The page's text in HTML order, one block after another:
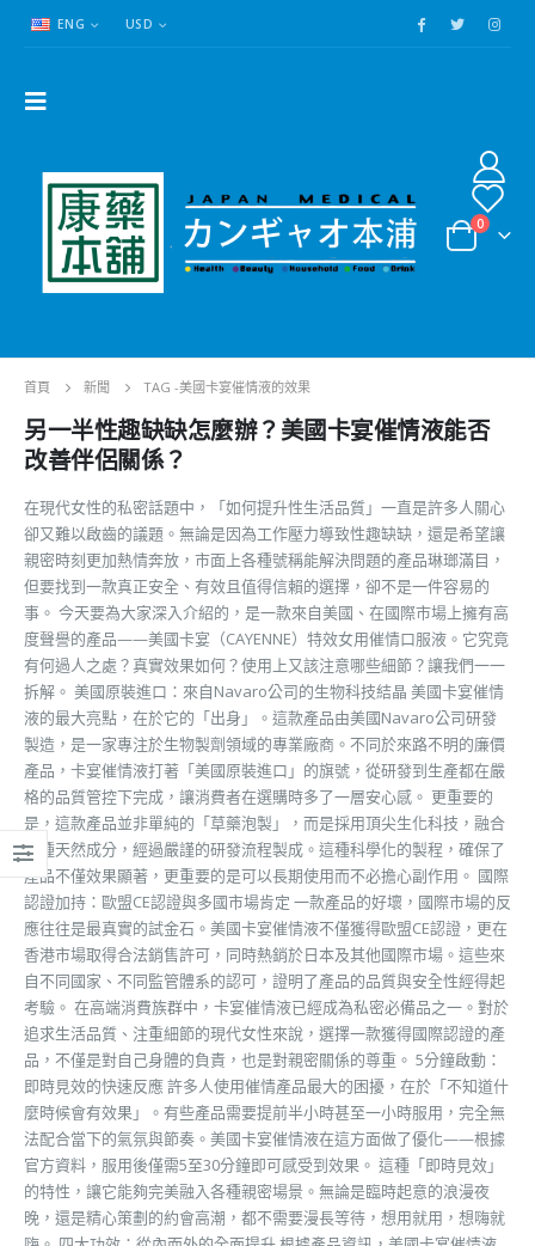
ENG USD
0
首頁 新聞 TAG -美國卡宴催情液的效果
另一半性趣缺缺怎麼辦？美國卡宴催情液能否
改善伴侶關係？
在現代女性的私密話題中，「如何提升性生活品質」一直是許多人關心
卻又難以啟齒的議題。無論是因為工作壓力導致性趣缺缺，還是希望讓
親密時刻更加熱情奔放，市面上各種號稱能解決問題的產品琳瑯滿目，
但要找到一款真正安全、有效且值得信賴的選擇，卻不是一件容易的
事。 今天要為大家深入介紹的，是一款來自美國、在國際市場上擁有高
度聲譽的產品——美國卡宴（CAYENNE）特效女用催情口服液。它究竟
有何過人之處？真實效果如何？使用上又該注意哪些細節？讓我們一一
拆解。 美國原裝進口：來自Navaro公司的生物科技結晶 美國卡宴催情
液的最大亮點，在於它的「出身」。這款產品由美國Navaro公司研發
製造，是一家專注於生物製劑領域的專業廠商。不同於來路不明的廉價
產品，卡宴催情液打著「美國原裝進口」的旗號，從研發到生產都在嚴
格的品質管控下完成，讓消費者在選購時多了一層安心感。 更重要的
是，這款產品並非單純的「草藥泡製」，而是採用頂尖生化科技，融合
多種天然成分，經過嚴謹的研發流程製成。這種科學化的製程，確保了
產品不僅效果顯著，更重要的是可以長期使用而不必擔心副作用。 國際
認證加持：歐盟CE認證與多國市場肯定 一款產品的好壞，國際市場的反
應往往是最真實的試金石。美國卡宴催情液不僅獲得歐盟CE認證，更在
香港市場取得合法銷售許可，同時熱銷於日本及其他國際市場。這些來
自不同國家、不同監管體系的認可，證明了產品的品質與安全性經得起
考驗。 在高端消費族群中，卡宴催情液已經成為私密必備品之一。對於
追求生活品質、注重細節的現代女性來說，選擇一款獲得國際認證的產
品，不僅是對自己身體的負責，也是對親密關係的尊重。 5分鐘啟動：
即時見效的快速反應 許多人使用催情產品最大的困擾，在於「不知道什
麼時候會有效果」。有些產品需要提前半小時甚至一小時服用，完全無
法配合當下的氣氛與節奏。美國卡宴催情液在這方面做了優化——根據
官方資料，服用後僅需5至30分鐘即可感受到效果。 這種「即時見效」
的特性，讓它能夠完美融入各種親密場景。無論是臨時起意的浪漫夜
晚，還是精心策劃的約會高潮，都不需要漫長等待，想用就用，想嗨就